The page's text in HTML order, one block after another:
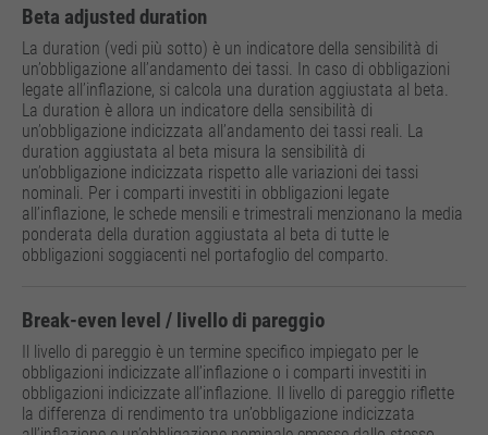
Beta adjusted duration
La duration (vedi più sotto) è un indicatore della sensibilità di
un’obbligazione all’andamento dei tassi. In caso di obbligazioni
legate all’inflazione, si calcola una duration aggiustata al beta.
La duration è allora un indicatore della sensibilità di
un’obbligazione indicizzata all’andamento dei tassi reali. La
duration aggiustata al beta misura la sensibilità di
un’obbligazione indicizzata rispetto alle variazioni dei tassi
nominali. Per i comparti investiti in obbligazioni legate
all’inflazione, le schede mensili e trimestrali menzionano la media
ponderata della duration aggiustata al beta di tutte le
obbligazioni soggiacenti nel portafoglio del comparto.
Break-even level / livello di pareggio
Il livello di pareggio è un termine specifico impiegato per le
obbligazioni indicizzate all’inflazione o i comparti investiti in
obbligazioni indicizzate all’inflazione. Il livello di pareggio riflette
la differenza di rendimento tra un’obbligazione indicizzata